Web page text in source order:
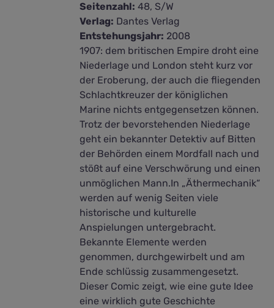
Seitenzahl: 48, S/W
Verlag: Dantes Verlag
Entstehungsjahr: 2008
1907: dem britischen Empire droht eine
Niederlage und London steht kurz vor
der Eroberung, der auch die fliegenden
Schlachtkreuzer der königlichen
Marine nichts entgegensetzen können.
Trotz der bevorstehenden Niederlage
geht ein bekannter Detektiv auf Bitten
der Behörden einem Mordfall nach und
stößt auf eine Verschwörung und einen
unmöglichen Mann.In „Äthermechanik“
werden auf wenig Seiten viele
historische und kulturelle
Anspielungen untergebracht.
Bekannte Elemente werden
genommen, durchgewirbelt und am
Ende schlüssig zusammengesetzt.
Dieser Comic zeigt, wie eine gute Idee
eine wirklich gute Geschichte